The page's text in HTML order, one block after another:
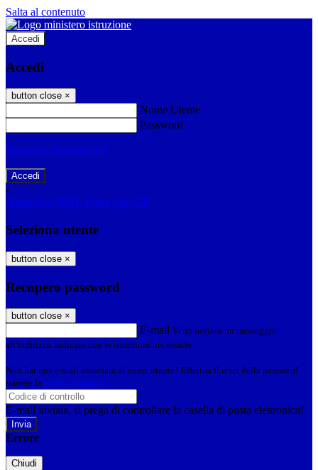
Salta al contenuto
Accedi
Accedi
button close ×
Nome Utente
Password
Password dimenticata?
-
Entra con SPID Entra con CIE
Seleziona utente
button close ×
Recupero password
button close ×
E-mail Verrà inviato un messaggio
all'indirizzo indicato con le istruzioni necessarie.
Non hai una e-mail associata al nome utente? Effettua il reset della password
tramite la Login Spaggiari
E-mail inviata, si prega di controllare la casella di posta elettronica!
Errore
Chiudi